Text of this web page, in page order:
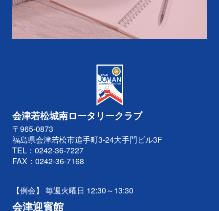
会津若松城南ロータリークラブ
〒965-0873
福島県会津若松市追手町3-24大手門ビル3F
TEL： 0242-36-7227
FAX：0242-36-7168
【例会】 毎週火曜日 12:30～13:30
会津迎賓館